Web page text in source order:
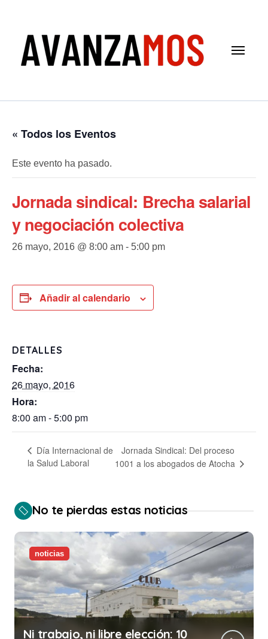
« Todos los Eventos
Este evento ha pasado.
Jornada sindical: Brecha salarial
y negociación colectiva
26 mayo, 2016 @ 8:00 am - 5:00 pm
Añadir al calendario
DETALLES
Fecha:
26 mayo, 2016
Hora:
8:00 am - 5:00 pm
Día Internacional de
la Salud Laboral
Jornada Sindical: Del proceso
1001 a los abogados de Atocha
No te pierdas estas noticias
noticias
Ni trabajo, ni libre elección: 10